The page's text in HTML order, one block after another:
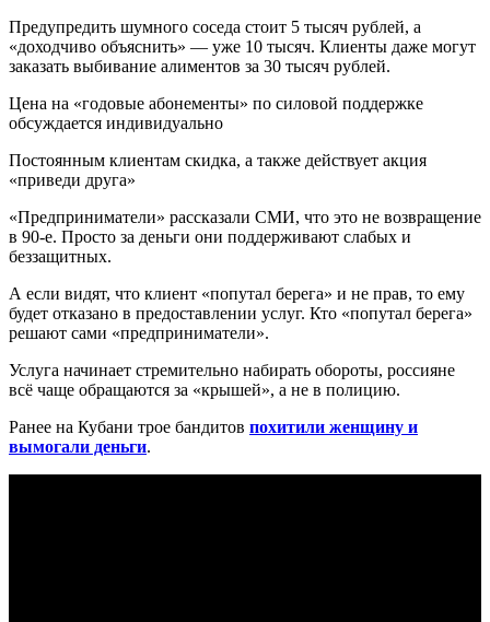
Предупредить шумного соседа стоит 5 тысяч рублей, а
«доходчиво объяснить» — уже 10 тысяч. Клиенты даже могут
заказать выбивание алиментов за 30 тысяч рублей.
Цена на «годовые абонементы» по силовой поддержке
обсуждается индивидуально
Постоянным клиентам скидка, а также действует акция
«приведи друга»
«Предприниматели» рассказали СМИ, что это не возвращение
в 90-е. Просто за деньги они поддерживают слабых и
беззащитных.
А если видят, что клиент «попутал берега» и не прав, то ему
будет отказано в предоставлении услуг. Кто «попутал берега»
решают сами «предприниматели».
Услуга начинает стремительно набирать обороты, россияне
всё чаще обращаются за «крышей», а не в полицию.
Ранее на Кубани трое бандитов похитили женщину и
вымогали деньги.